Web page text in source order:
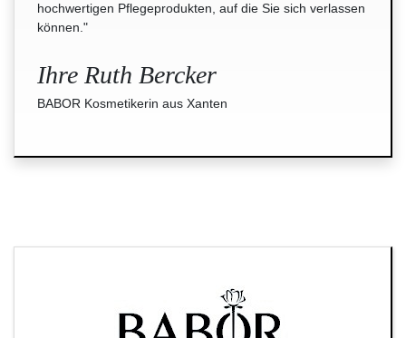
hochwertigen Pflegeprodukten, auf die Sie sich verlassen
können."
Ihre Ruth Bercker
BABOR Kosmetikerin aus Xanten